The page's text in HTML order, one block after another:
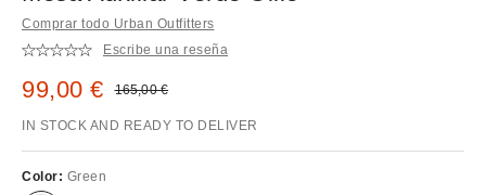
Comprar todo Urban Outfitters
Escribe una reseña
Precio rebajado:
99,00 € Precio original:
165,00 €
IN STOCK AND READY TO DELIVER
Color: Green